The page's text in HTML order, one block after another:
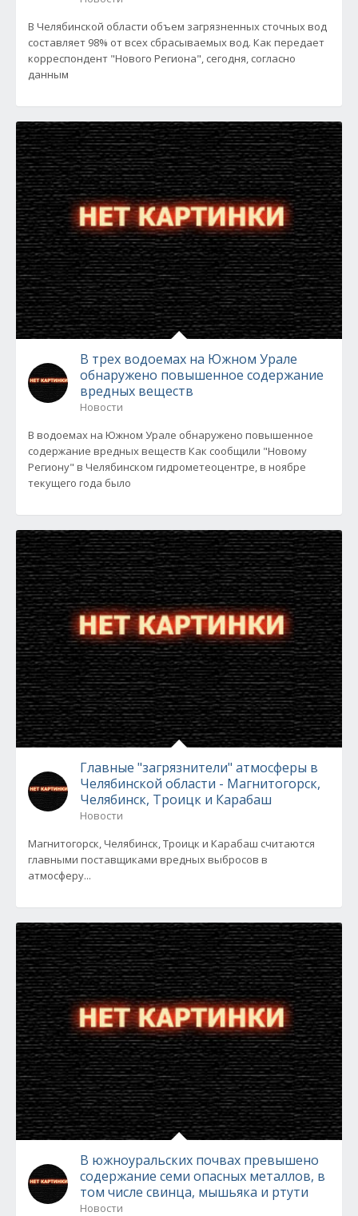
В Челябинской области объем загрязненных сточных вод
составляет 98% от всех сбрасываемых вод. Как передает
корреспондент "Нового Региона", сегодня, согласно
данным
В трех водоемах на Южном Урале
обнаружено повышенное содержание
вредных веществ
Новости
В водоемах на Южном Урале обнаружено повышенное
содержание вредных веществ Как сообщили "Новому
Региону" в Челябинском гидрометеоцентре, в ноябре
текущего года было
Главные "загрязнители" атмосферы в
Челябинской области - Магнитогорск,
Челябинск, Троицк и Карабаш
Новости
Магнитогорск, Челябинск, Троицк и Карабаш считаются
главными поставщиками вредных выбросов в
атмосферу...
В южноуральских почвах превышено
содержание семи опасных металлов, в
том числе свинца, мышьяка и ртути
Новости